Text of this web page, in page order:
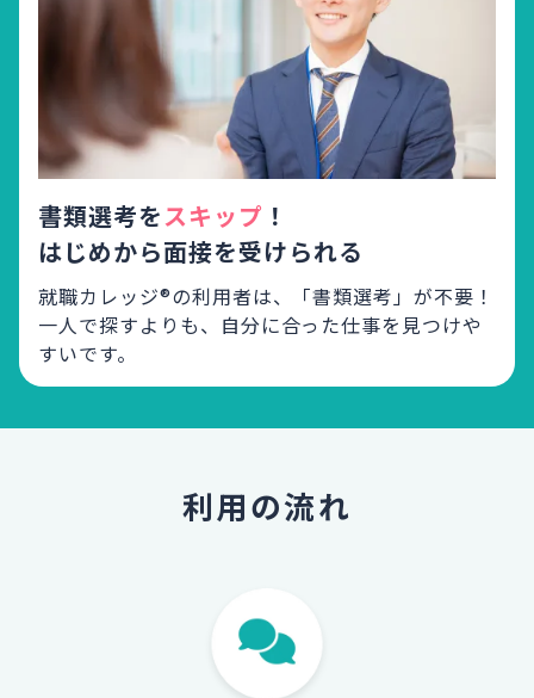
書類選考をスキップ ！
はじめから面接を受けられる
就職カレッジ®の利用者は、「書類選考」が不要！
一人で探すよりも、自分に合った仕事を見つけや
すいです。
利用の流れ